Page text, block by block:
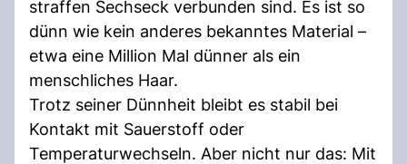
straffen Sechseck verbunden sind. Es ist so
dünn wie kein anderes bekanntes Material –
etwa eine Million Mal dünner als ein
menschliches Haar.
Trotz seiner Dünnheit bleibt es stabil bei
Kontakt mit Sauerstoff oder
Temperaturwechseln. Aber nicht nur das: Mit